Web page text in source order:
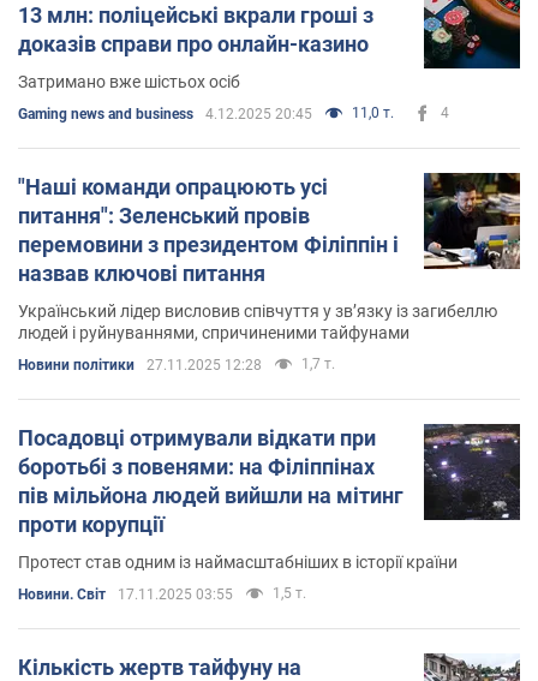
13 млн: поліцейські вкрали гроші з
доказів справи про онлайн-казино
Затримано вже шістьох осіб
Gaming news and business 4.12.2025 20:45 11,0 т. 4
"Наші команди опрацюють усі
питання": Зеленський провів
перемовини з президентом Філіппін і
назвав ключові питання
Український лідер висловив співчуття у зв’язку із загибеллю
людей і руйнуваннями, спричиненими тайфунами
Новини політики 27.11.2025 12:28 1,7 т.
Посадовці отримували відкати при
боротьбі з повенями: на Філіппінах
пів мільйона людей вийшли на мітинг
проти корупції
Протест став одним із наймасштабніших в історії країни
Новини. Світ 17.11.2025 03:55 1,5 т.
Кількість жертв тайфуну на